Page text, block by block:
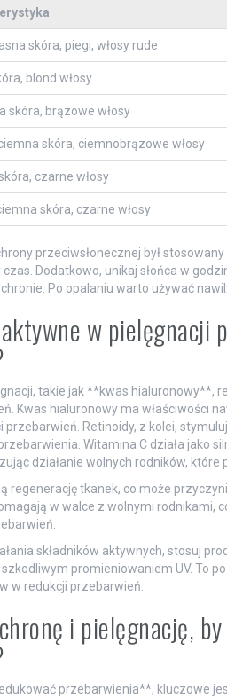
skóra, piegi, włosy rude
blond włosy
skóra, brązowe włosy
skóra, ciemnobrązowe włosy
czarne włosy
skóra, czarne włosy
przeciwsłonecznej był
Dodatkowo, unikaj słońca w
Po opalaniu warto używać
w pielęgnacji
takie jak **kwas hialuronowy**,
Kwas hialuronowy ma właściwości
Retinoidy, z kolei,
Witamina C działa jako
działanie wolnych rodników, które
regenerację tkanek, co może
w walce z wolnymi rodnikami,
składników aktywnych, stosuj
promieniowaniem UV. To
w redukcji przebarwień.
i pielęgnację,
przebarwienia**, kluczowe